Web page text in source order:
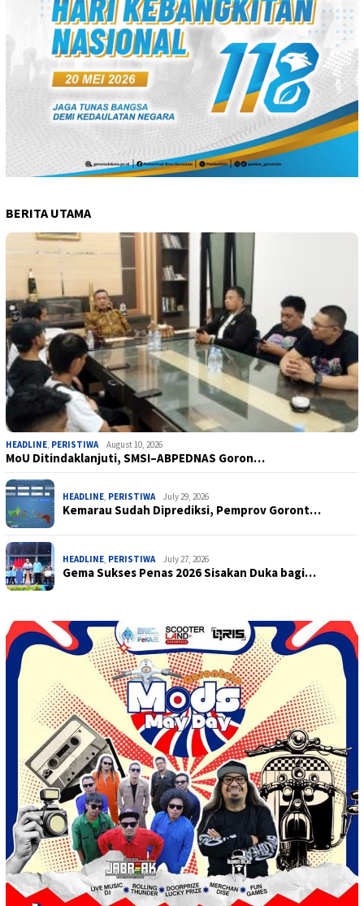
BERITA UTAMA
HEADLINE, PERISTIWA August 10, 2026
MoU Ditindaklanjuti, SMSI–ABPEDNAS Goron…
HEADLINE, PERISTIWA July 29, 2026
Kemarau Sudah Diprediksi, Pemprov Goront…
HEADLINE, PERISTIWA July 27, 2026
Gema Sukses Penas 2026 Sisakan Duka bagi…